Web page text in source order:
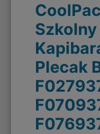
Plecak